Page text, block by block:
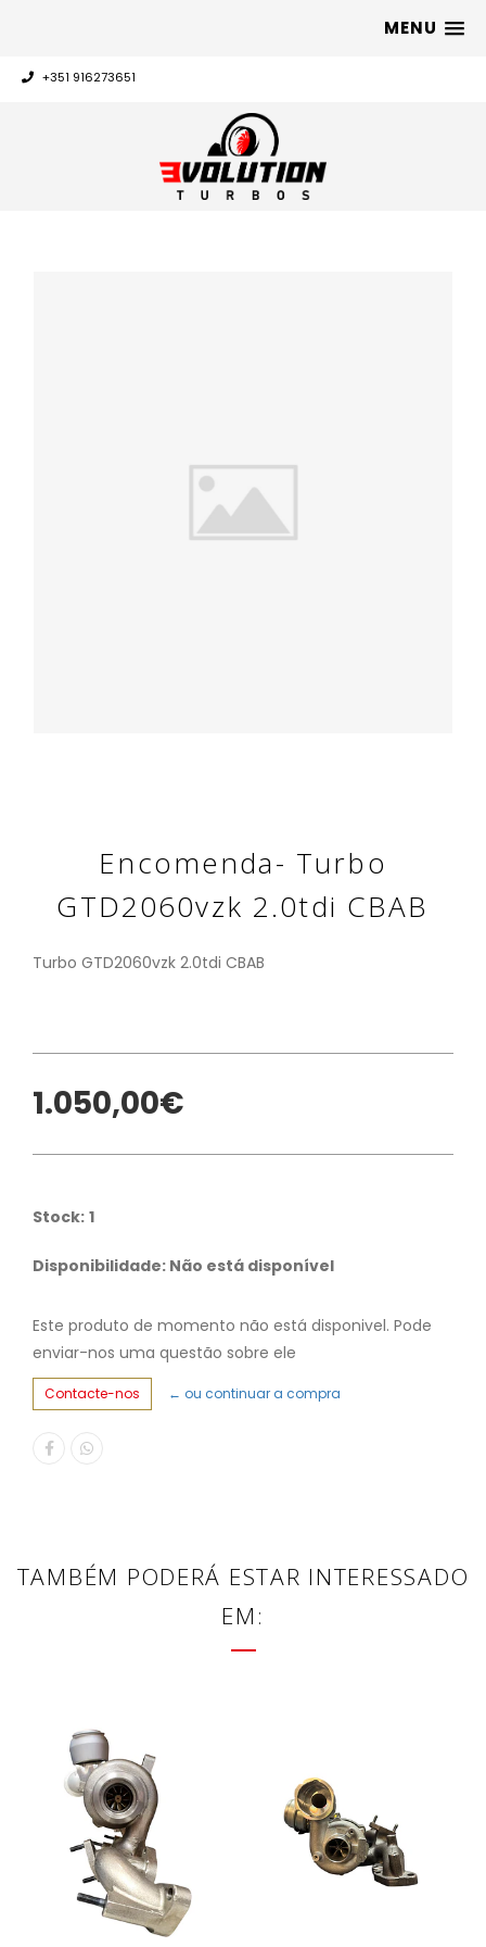
MENU
+351 916273651
Encomenda- Turbo
GTD2060vzk 2.0tdi CBAB
Turbo GTD2060vzk 2.0tdi CBAB
1.050,00€
Stock: 1
Disponibilidade: Não está disponível
Este produto de momento não está disponivel. Pode
enviar-nos uma questão sobre ele
Contacte-nos ← ou continuar a compra
TAMBÉM PODERÁ ESTAR INTERESSADO
EM: